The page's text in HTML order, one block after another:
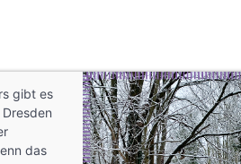
gibt es
das